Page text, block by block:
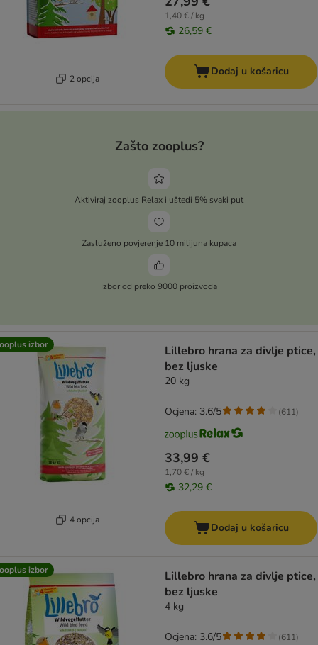
2 opcija
1,40 € / kg
26,59 €
Dodaj u košaricu
Zašto zooplus?
Aktiviraj zooplus Relax i uštedi 5% svaki put
Zasluženo povjerenje 10 milijuna kupaca
Izbor od preko 9000 proizvoda
izbor
4 opcija
Lillebro hrana za divlje ptice,
bez ljuske
20 kg
33,99 €
1,70 € / kg
32,29 €
Ocjena: 3.6/5 (611)
Dodaj u košaricu
izbor
Lillebro hrana za divlje ptice,
bez ljuske
4 kg
Ocjena: 3.6/5 (611)